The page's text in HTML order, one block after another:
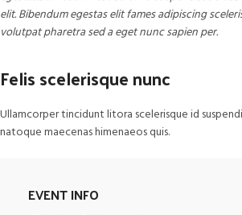
elit. Bibendum egestas elit fames adipiscing
volutpat pharetra sed a eget nunc sapien per.
Felis scelerisque nunc
Ullamcorper tincidunt litora scelerisque id
natoque maecenas himenaeos quis.
EVENT INFO